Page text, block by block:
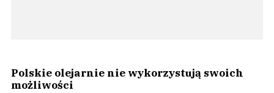
Polskie olejarnie nie wykorzystują swoich
możliwości